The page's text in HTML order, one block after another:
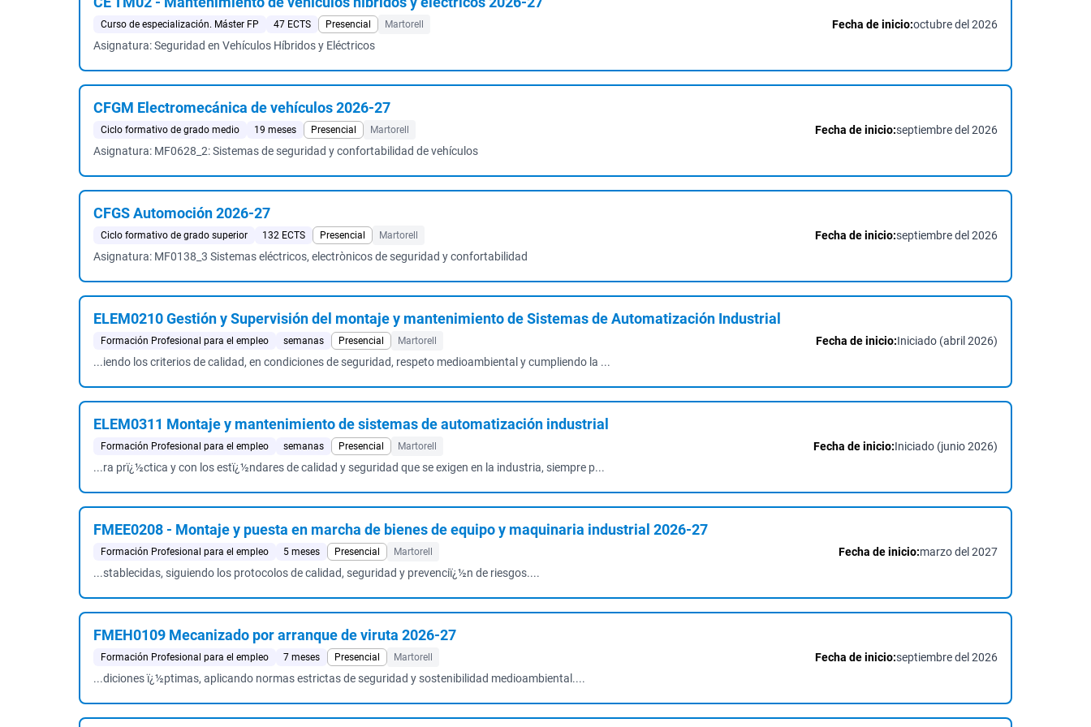
Curso de especialización. Máster FP 47 ECTS Presencial Martorell Fecha de inicio:octubre del 2026
Asignatura: Seguridad en Vehículos Híbridos y Eléctricos
CFGM Electromecánica de vehículos 2026-27
Ciclo formativo de grado medio 19 meses Presencial Martorell Fecha de inicio:septiembre del 2026
Asignatura: MF0628_2: Sistemas de seguridad y confortabilidad de vehículos
CFGS Automoción 2026-27
Ciclo formativo de grado superior 132 ECTS Presencial Martorell Fecha de inicio:septiembre del 2026
Asignatura: MF0138_3 Sistemas eléctricos, electrònicos de seguridad y confortabilidad
ELEM0210 Gestión y Supervisión del montaje y mantenimiento de Sistemas de Automatización Industrial
Formación Profesional para el empleo semanas Presencial Martorell Fecha de inicio:Iniciado (abril 2026)
...iendo los criterios de calidad, en condiciones de seguridad, respeto medioambiental y cumpliendo la ...
ELEM0311 Montaje y mantenimiento de sistemas de automatización industrial
Formación Profesional para el empleo semanas Presencial Martorell Fecha de inicio:Iniciado (junio 2026)
...ra prï¿½ctica y con los estï¿½ndares de calidad y seguridad que se exigen en la industria, siempre p...
FMEE0208 - Montaje y puesta en marcha de bienes de equipo y maquinaria industrial 2026-27
Formación Profesional para el empleo 5 meses Presencial Martorell Fecha de inicio:marzo del 2027
...stablecidas, siguiendo los protocolos de calidad, seguridad y prevenciï¿½n de riesgos....
FMEH0109 Mecanizado por arranque de viruta 2026-27
Formación Profesional para el empleo 7 meses Presencial Martorell Fecha de inicio:septiembre del 2026
...diciones ï¿½ptimas, aplicando normas estrictas de seguridad y sostenibilidad medioambiental....